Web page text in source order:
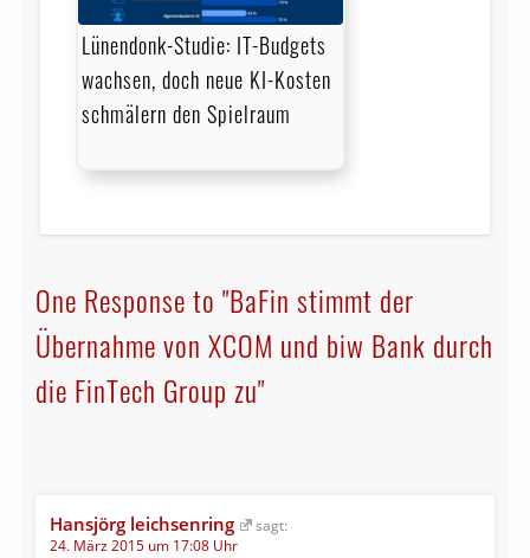
Lünendonk-Studie: IT-Budgets
wachsen, doch neue KI-Kosten
schmälern den Spielraum
One Response to "BaFin stimmt der
Übernahme von XCOM und biw Bank durch
die FinTech Group zu"
Hansjörg leichsenring
sagt:
24. März 2015 um 17:08 Uhr